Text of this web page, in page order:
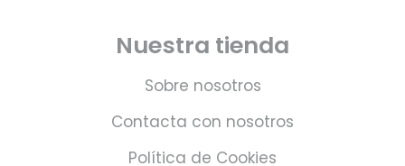
Nuestra tienda
Sobre nosotros
Contacta con nosotros
Política de Cookies